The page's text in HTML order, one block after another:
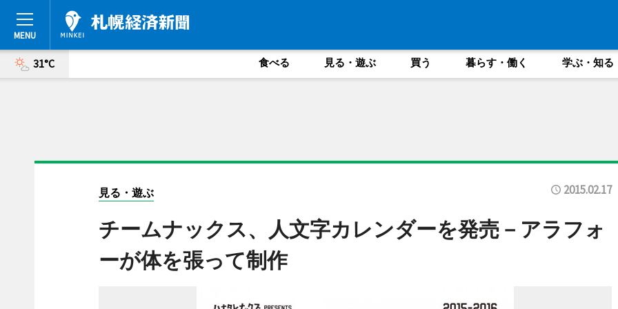
31°C 食べる 見る・遊ぶ 買う 暮らす・働く 学ぶ・知る
見る・遊ぶ 2015.02.17
チームナックス、人文字カレンダーを発売－アラフォ
ーが体を張って制作